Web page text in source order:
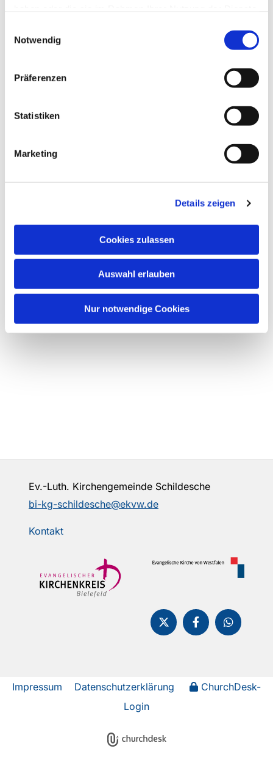
Notwendig
Präferenzen
Statistiken
Marketing
Details zeigen
Cookies zulassen
Auswahl erlauben
Nur notwendige Cookies
Ev.-Luth. Kirchengemeinde Schildesche
bi-kg-schildesche@ekvw.de
Kontakt
Impressum Datenschutzerklärung
ChurchDesk-
Login